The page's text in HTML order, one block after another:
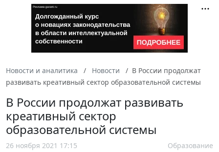
Новости и аналитика Новости
В России продолжат
развивать креативный сектор образовательной системы
В России продолжат развивать
креативный сектор
образовательной системы
26 ноября 2021 17:15 Образование